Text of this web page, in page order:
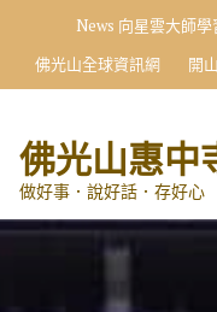
content
News 向星雲大師
佛光山全球資訊網
開
佛光山惠中
做好事．說好話．存好心